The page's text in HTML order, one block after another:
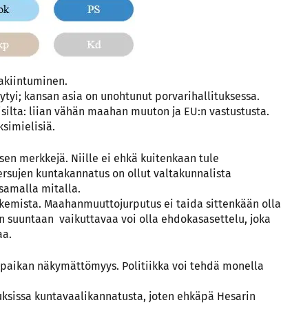
kansan asia on unohtunut porvarihallituksessa.
liian vähän maahan muuton ja EU:n vastustusta.
merkkejä. Niille ei ehkä kuitenkaan tule
kuntakannatus on ollut valtakunnalista
mitalla.
Maahanmuuttojurputus ei taida sittenkään olla
vaikuttavaa voi olla ehdokasasettelu, joka
näkymättömyys. Politiikka voi tehdä monella
kuntavaalikannatusta, joten ehkäpä Hesarin